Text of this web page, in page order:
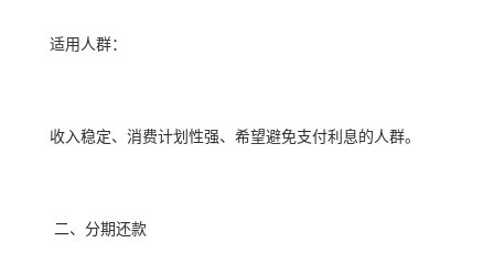
适用人群：
收入稳定、消费计划性强、希望避免支付利息的人群。
二、分期还款